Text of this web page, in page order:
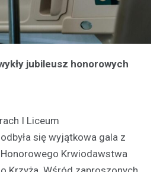
jubileusz honorowych
I Liceum
się wyjątkowa gala z
Krwiodawstwa